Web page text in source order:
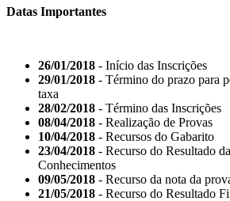
Datas Importantes
26/01/2018 - Início das Inscrições
29/01/2018 - Término do prazo para
taxa
28/02/2018 - Término das Inscrições
08/04/2018 - Realização de Provas
10/04/2018 - Recursos do Gabarito
23/04/2018 - Recurso do Resultado
Conhecimentos
09/05/2018 - Recurso da nota da
21/05/2018 - Recurso do Resultado